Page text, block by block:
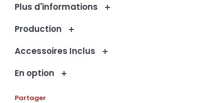
Plus d'informations
Production
Accessoires Inclus
En option
Partager